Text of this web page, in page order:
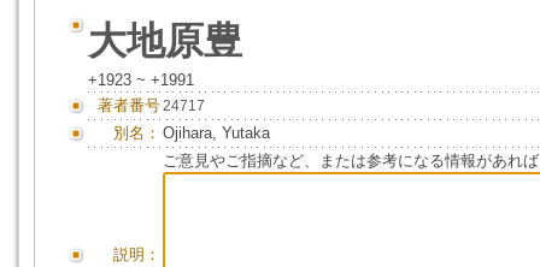
大地原豊
+1923 ~ +1991
著者番号24717
別名： Ojihara, Yutaka
説明：
ご意見やご指摘など、または参考になる情報があれ